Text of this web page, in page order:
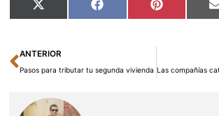
Compartir
en
X
(Twitter)
Compartir
en
Facebook Compartir
en
Pinterest
Ant
ANTERIOR
Pasos para tributar tu segunda vivienda